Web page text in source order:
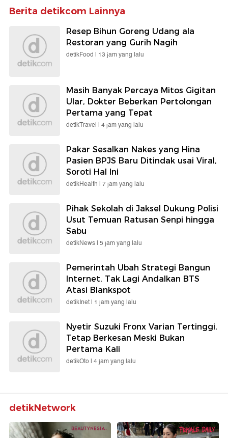
Berita detikcom Lainnya
Resep Bihun Goreng Udang ala
Restoran yang Gurih Nagih
detikFood | 13 jam yang lalu
Masih Banyak Percaya Mitos Gigitan
Ular, Dokter Beberkan Pertolongan
Pertama yang Tepat
detikTravel | 4 jam yang lalu
Pakar Sesalkan Nakes yang Hina
Pasien BPJS Baru Ditindak usai Viral,
Soroti Hal Ini
detikHealth | 7 jam yang lalu
Pihak Sekolah di Jaksel Dukung Polisi
Usut Temuan Ratusan Senpi hingga
Sabu
detikNews | 5 jam yang lalu
Pemerintah Ubah Strategi Bangun
Internet, Tak Lagi Andalkan BTS
Atasi Blankspot
detikInet | 1 jam yang lalu
Nyetir Suzuki Fronx Varian Tertinggi,
Tetap Berkesan Meski Bukan
Pertama Kali
detikOto | 4 jam yang lalu
detikNetwork